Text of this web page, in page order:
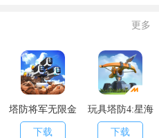
更多
塔防将军无限金
币版
下载
玩具塔防4:星海
战争无限M币版
下载